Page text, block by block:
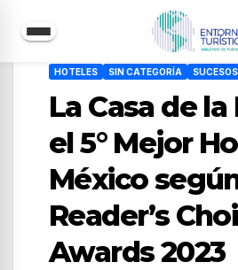
HOTELES SIN CATEGORÍA
La Casa de la
el 5° Mejor
México
Reader’s
Awards 2023